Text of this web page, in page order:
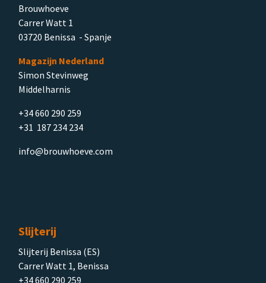
Brouwhoeve
Carrer Watt 1
03720 Benissa - Spanje
Magazijn Nederland
Simon Stevinweg
Middelharnis
+34 660 290 259
+31 187 234 234
info@brouwhoeve.com
Slijterij
Slijterij Benissa (ES)
Carrer Watt 1, Benissa
+34 660 290 259